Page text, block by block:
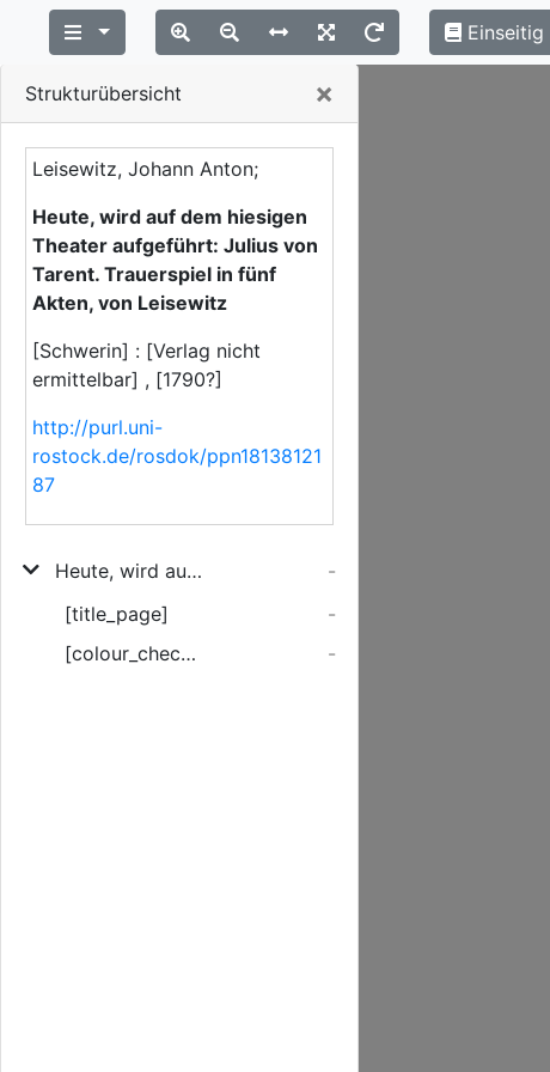
Strukturübersicht ×
Leisewitz, Johann Anton;
Heute, wird auf dem hiesigen
Theater aufgeführt: Julius von
Tarent. Trauerspiel in fünf
Akten, von Leisewitz
[Schwerin] : [Verlag nicht
ermittelbar] , [1790?]
http://purl.uni-
rostock.de/rosdok/ppn18138121
87
Heute, wird auf dem hiesigen Theater aufgeführt: Julius von Tarent. Trauerspiel in fünf Akten, von Leisewitz
-
[title_page]
-
[colour_checker]
-
Einseitig